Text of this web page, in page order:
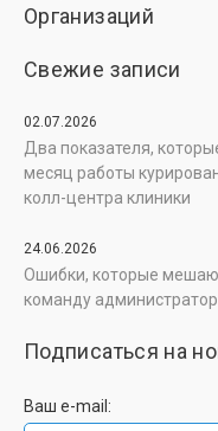
Организаций
Свежие записи
02.07.2026
Два показателя,
месяц работы
колл-центра клиники
24.06.2026
Ошибки, которые
команду
Подписаться на
Ваш e-mail: